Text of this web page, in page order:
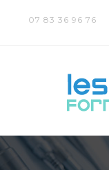
07 83 36 96 76